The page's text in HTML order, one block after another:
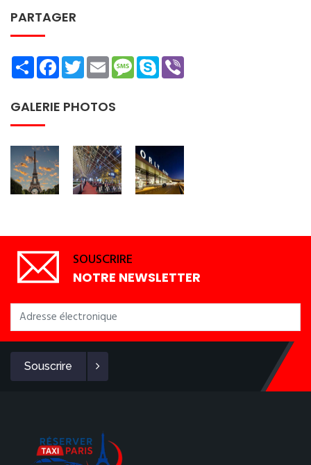
PARTAGER
ShareFacebookTwitterEmailMessage
Skype
GALERIE PHOTOS
SOUSCRIRE
NOTRE NEWSLETTER
Souscrire